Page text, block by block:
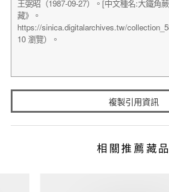
複製引用資訊
相關推薦藏品